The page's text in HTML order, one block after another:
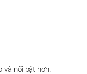
và nổi bật hơn.